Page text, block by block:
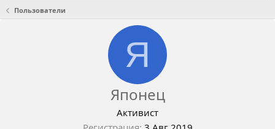
Пользователи
Я
Японец
Активист